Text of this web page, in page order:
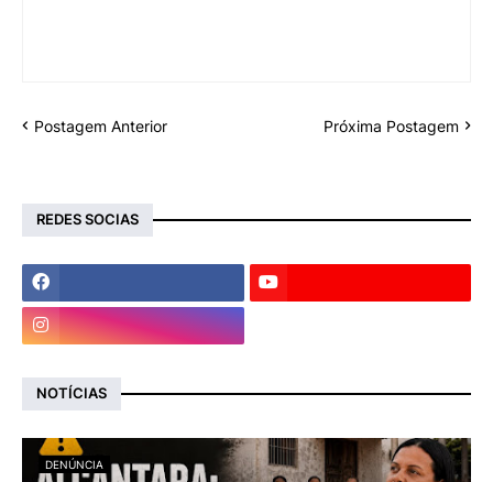
Postagem Anterior Próxima Postagem
REDES SOCIAS
NOTÍCIAS
DENÚNCIA